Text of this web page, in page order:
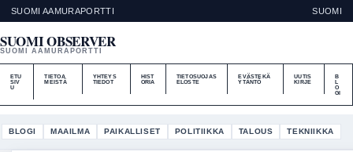
SUOMI AAMURAPORTTI SUOMI
SUOMI OBSERVER
SUOMI AAMURAPORTTI
ETU
SIV
U
TIETOA
MEISTÄ
YHTEYS
TIEDOT
HIST
ORIA
TIETOSUOJAS
ELOSTE
EVÄSTEKÄ
YTÄNTÖ
UUTIS
KIRJE
B
O
GI
BLOGI MAAILMA PAIKALLISET POLITIIKKA TALOUS TEKNIIKKA